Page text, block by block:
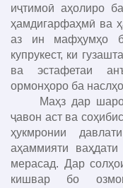
иҷтимоӣ аҳолиро
ҳамдигарфаҳмӣ ва
аз ин мафҳумҳо
купрукест, ки
ва эстафетаи
ормонҳоро ба
Маҳз дар
ҷавон аст ва
ҳукмронии
аҳаммияти
мерасад. Дар
кишвар бо